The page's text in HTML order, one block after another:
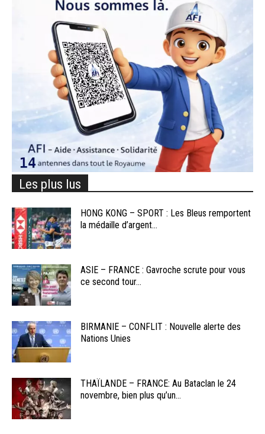
Les plus lus
HONG KONG – SPORT : Les Bleus remportent
la médaille d’argent...
ASIE – FRANCE : Gavroche scrute pour vous
ce second tour...
BIRMANIE – CONFLIT : Nouvelle alerte des
Nations Unies
THAÏLANDE – FRANCE: Au Bataclan le 24
novembre, bien plus qu’un...